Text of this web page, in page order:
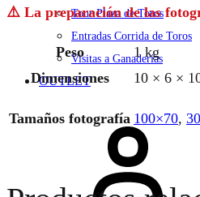
Tour Plaza de Toros
Entradas Corrida de Toros
Visitas a Ganaderías
OUTLET
⚠️ La preparación de las
Peso
1 kg
Dimensiones
10 × 6 ×
Tamaños fotografía 100×70,